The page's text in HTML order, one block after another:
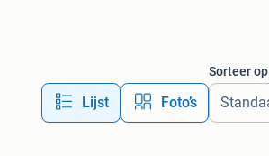
Lijst Foto’s
Sorteer op